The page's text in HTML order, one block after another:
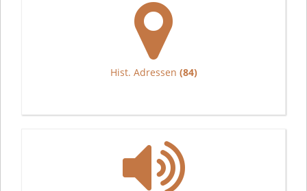
Hist. Adressen (84)